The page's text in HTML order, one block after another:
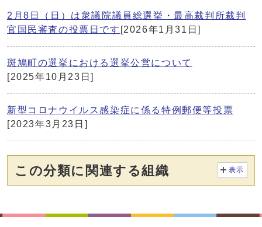
2月8日（日）は衆議院議員総選挙・最高裁判所裁判
官国民審査の投票日です [2026年1月31日]
斑鳩町の選挙における選挙公営について
[2025年10月23日]
新型コロナウイルス感染症に係る特例郵便等投票
[2023年3月23日]
この分類に関連する組織 表示